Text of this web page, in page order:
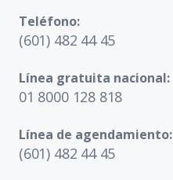
Teléfono:
(601) 482 44 45
Línea gratuita nacional:
01 8000 128 818
Línea de agendamiento:
(601) 482 44 45